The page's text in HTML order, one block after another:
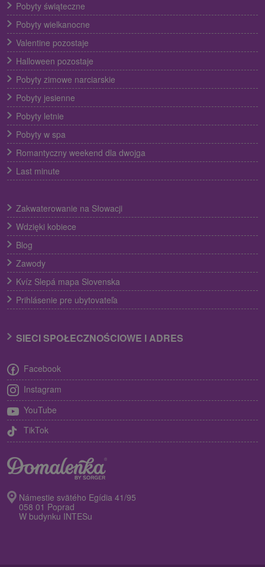
Pobyty świąteczne
Pobyty wielkanocne
Valentine pozostaje
Halloween pozostaje
Pobyty zimowe narciarskie
Pobyty jesienne
Pobyty letnie
Pobyty w spa
Romantyczny weekend dla dwojga
Last minute
Zakwaterowanie na Słowacji
Wdzięki kobiece
Blog
Zawody
Kvíz Slepá mapa Slovenska
Prihlásenie pre ubytovateľa
SIECI SPOŁECZNOŚCIOWE I ADRES
Facebook
Instagram
YouTube
TikTok
Námestie svätého Egídia 41/95
058 01 Poprad
W budynku INTESu